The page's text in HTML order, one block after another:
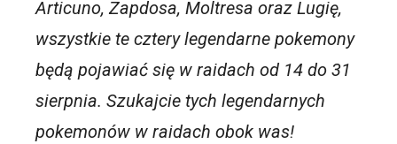
Articuno, Zapdosa, Moltresa oraz Lugię,
wszystkie te cztery legendarne pokemony
będą pojawiać się w raidach od 14 do 31
sierpnia. Szukajcie tych legendarnych
pokemonów w raidach obok was!